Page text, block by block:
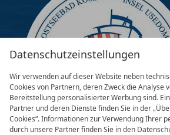
Datenschutzeinstellungen
Wir verwenden auf dieser Website neben
Cookies von Partnern, deren Zweck die Analyse
Bereitstellung personalisierter Werbung sind.
Partner und deren Dienste finden Sie in der
Cookies“. Informationen zur Verwendung Ihrer
durch unsere Partner finden Sie in den